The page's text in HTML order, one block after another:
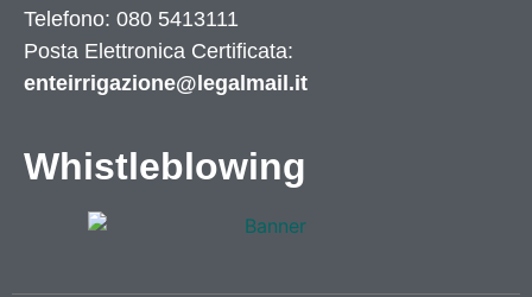
Telefono: 080 5413111
Posta Elettronica Certificata:
enteirrigazione@legalmail.it
Whistleblowing